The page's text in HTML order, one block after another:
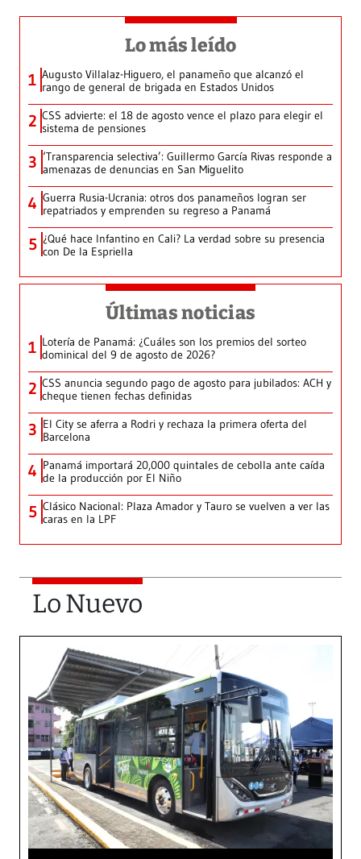
Lo más leído
1 Augusto Villalaz-Higuero, el panameño que alcanzó el
rango de general de brigada en Estados Unidos
2 CSS advierte: el 18 de agosto vence el plazo para elegir el
sistema de pensiones
3 ‘Transparencia selectiva’: Guillermo García Rivas responde a
amenazas de denuncias en San Miguelito
4 Guerra Rusia-Ucrania: otros dos panameños logran ser
repatriados y emprenden su regreso a Panamá
5 ¿Qué hace Infantino en Cali? La verdad sobre su presencia
con De la Espriella
Últimas noticias
1 Lotería de Panamá: ¿Cuáles son los premios del sorteo
dominical del 9 de agosto de 2026?
2 CSS anuncia segundo pago de agosto para jubilados: ACH y
cheque tienen fechas definidas
3 El City se aferra a Rodri y rechaza la primera oferta del
Barcelona
4 Panamá importará 20,000 quintales de cebolla ante caída
de la producción por El Niño
5 Clásico Nacional: Plaza Amador y Tauro se vuelven a ver las
caras en la LPF
Lo Nuevo